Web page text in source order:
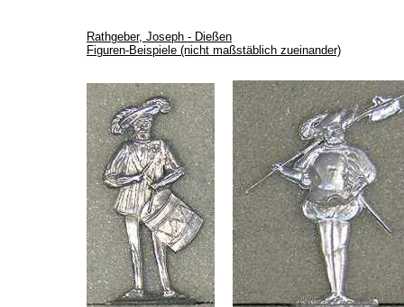
Rathgeber, Joseph - Dießen
Figuren-Beispiele (nicht maßstäblich zueinander)